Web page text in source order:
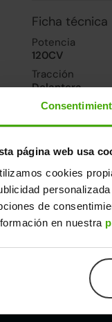
página web usa
cookies
de
en nuestra
Ficha técnica
Potencia
120CV
Tracción
Delantera
Velocidad
Dimensiones
Largo
Clicars: